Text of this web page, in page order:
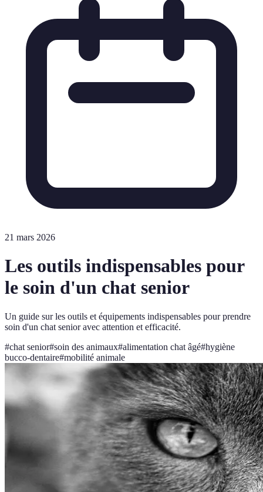
21 mars 2026
Les outils indispensables pour
le soin d'un chat senior
Un guide sur les outils et équipements indispensables pour prendre
soin d'un chat senior avec attention et efficacité.
#chat senior#soin des animaux#alimentation chat âgé#hygiène
bucco-dentaire#mobilité animale